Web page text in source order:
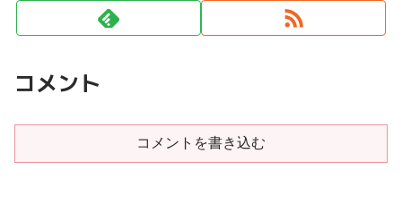
コメント
コメントを書き込む